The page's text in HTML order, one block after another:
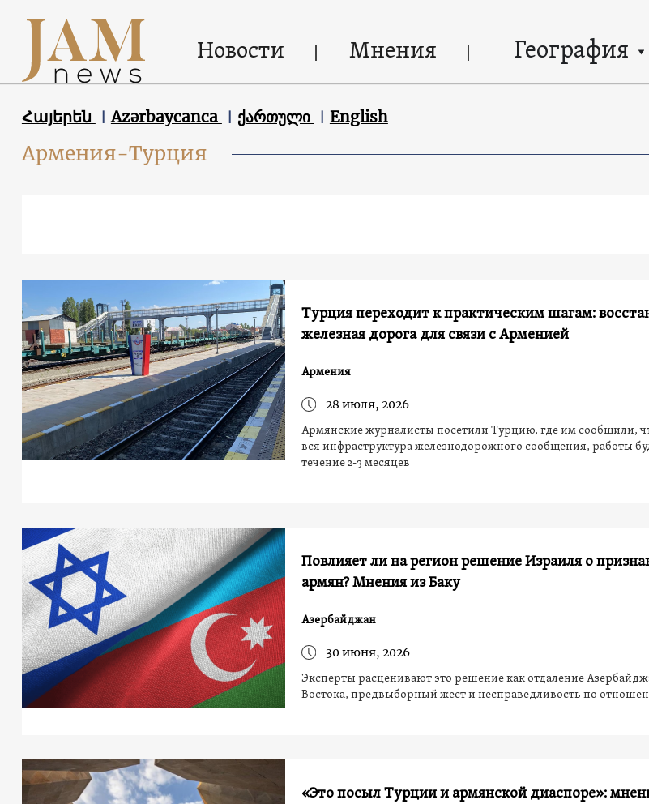
Новости Мнения География
Հայերեն Azərbaycanca ქართული English
Армения-Турция
Турция переходит к практическим шагам:
железная дорога для связи с Арменией
Армения
28 июля, 2026
Армянские журналисты посетили Турцию, где им сообщили,
вся инфраструктура железнодорожного сообщения, работы
течение 2-3 месяцев
Повлияет ли на регион решение Израиля о
армян? Мнения из Баку
Азербайджан
30 июня, 2026
Эксперты расценивают это решение как отдаление
Востока, предвыборный жест и несправедливость по
«Это посыл Турции и армянской диаспоре»: